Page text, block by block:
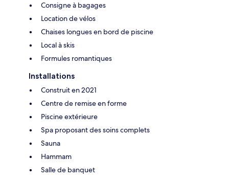
Consigne à bagages
Location de vélos
Chaises longues en bord de piscine
Local à skis
Formules romantiques
Installations
Construit en 2021
Centre de remise en forme
Piscine extérieure
Spa proposant des soins complets
Sauna
Hammam
Salle de banquet